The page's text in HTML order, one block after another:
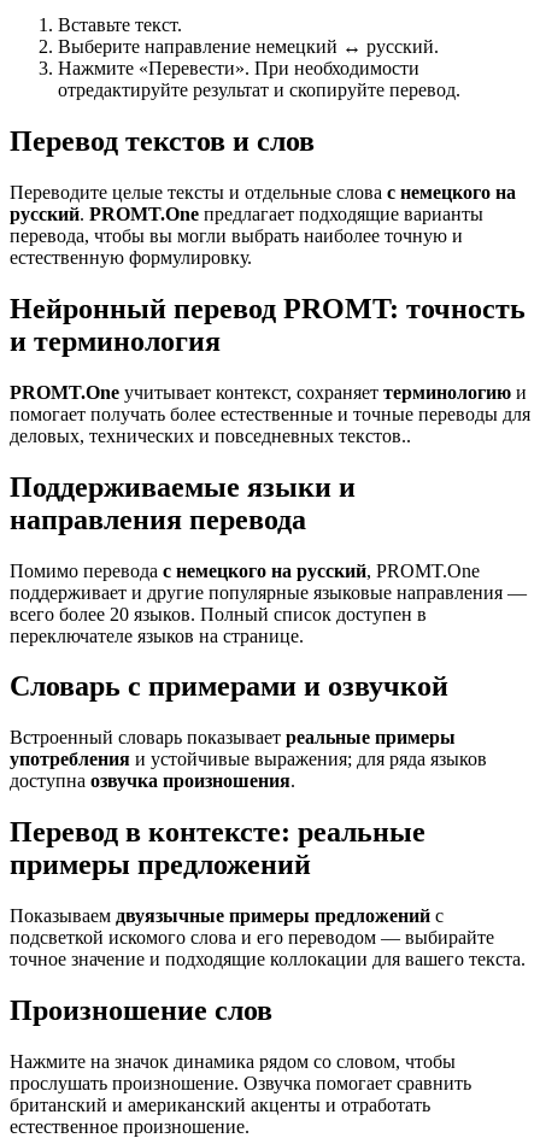
Вставьте текст.
Выберите направление немецкий ↔ русский.
Нажмите «Перевести». При необходимости
отредактируйте результат и скопируйте перевод.
Перевод текстов и слов
Переводите целые тексты и отдельные слова с немецкого на
русский. PROMT.One предлагает подходящие варианты
перевода, чтобы вы могли выбрать наиболее точную и
естественную формулировку.
Нейронный перевод PROMT: точность
и терминология
PROMT.One учитывает контекст, сохраняет терминологию и
помогает получать более естественные и точные переводы для
деловых, технических и повседневных текстов..
Поддерживаемые языки и
направления перевода
Помимо перевода с немецкого на русский, PROMT.One
поддерживает и другие популярные языковые направления —
всего более 20 языков. Полный список доступен в
переключателе языков на странице.
Словарь с примерами и озвучкой
Встроенный словарь показывает реальные примеры
употребления и устойчивые выражения; для ряда языков
доступна озвучка произношения.
Перевод в контексте: реальные
примеры предложений
Показываем двуязычные примеры предложений с
подсветкой искомого слова и его переводом — выбирайте
точное значение и подходящие коллокации для вашего текста.
Произношение слов
Нажмите на значок динамика рядом со словом, чтобы
прослушать произношение. Озвучка помогает сравнить
британский и американский акценты и отработать
естественное произношение.